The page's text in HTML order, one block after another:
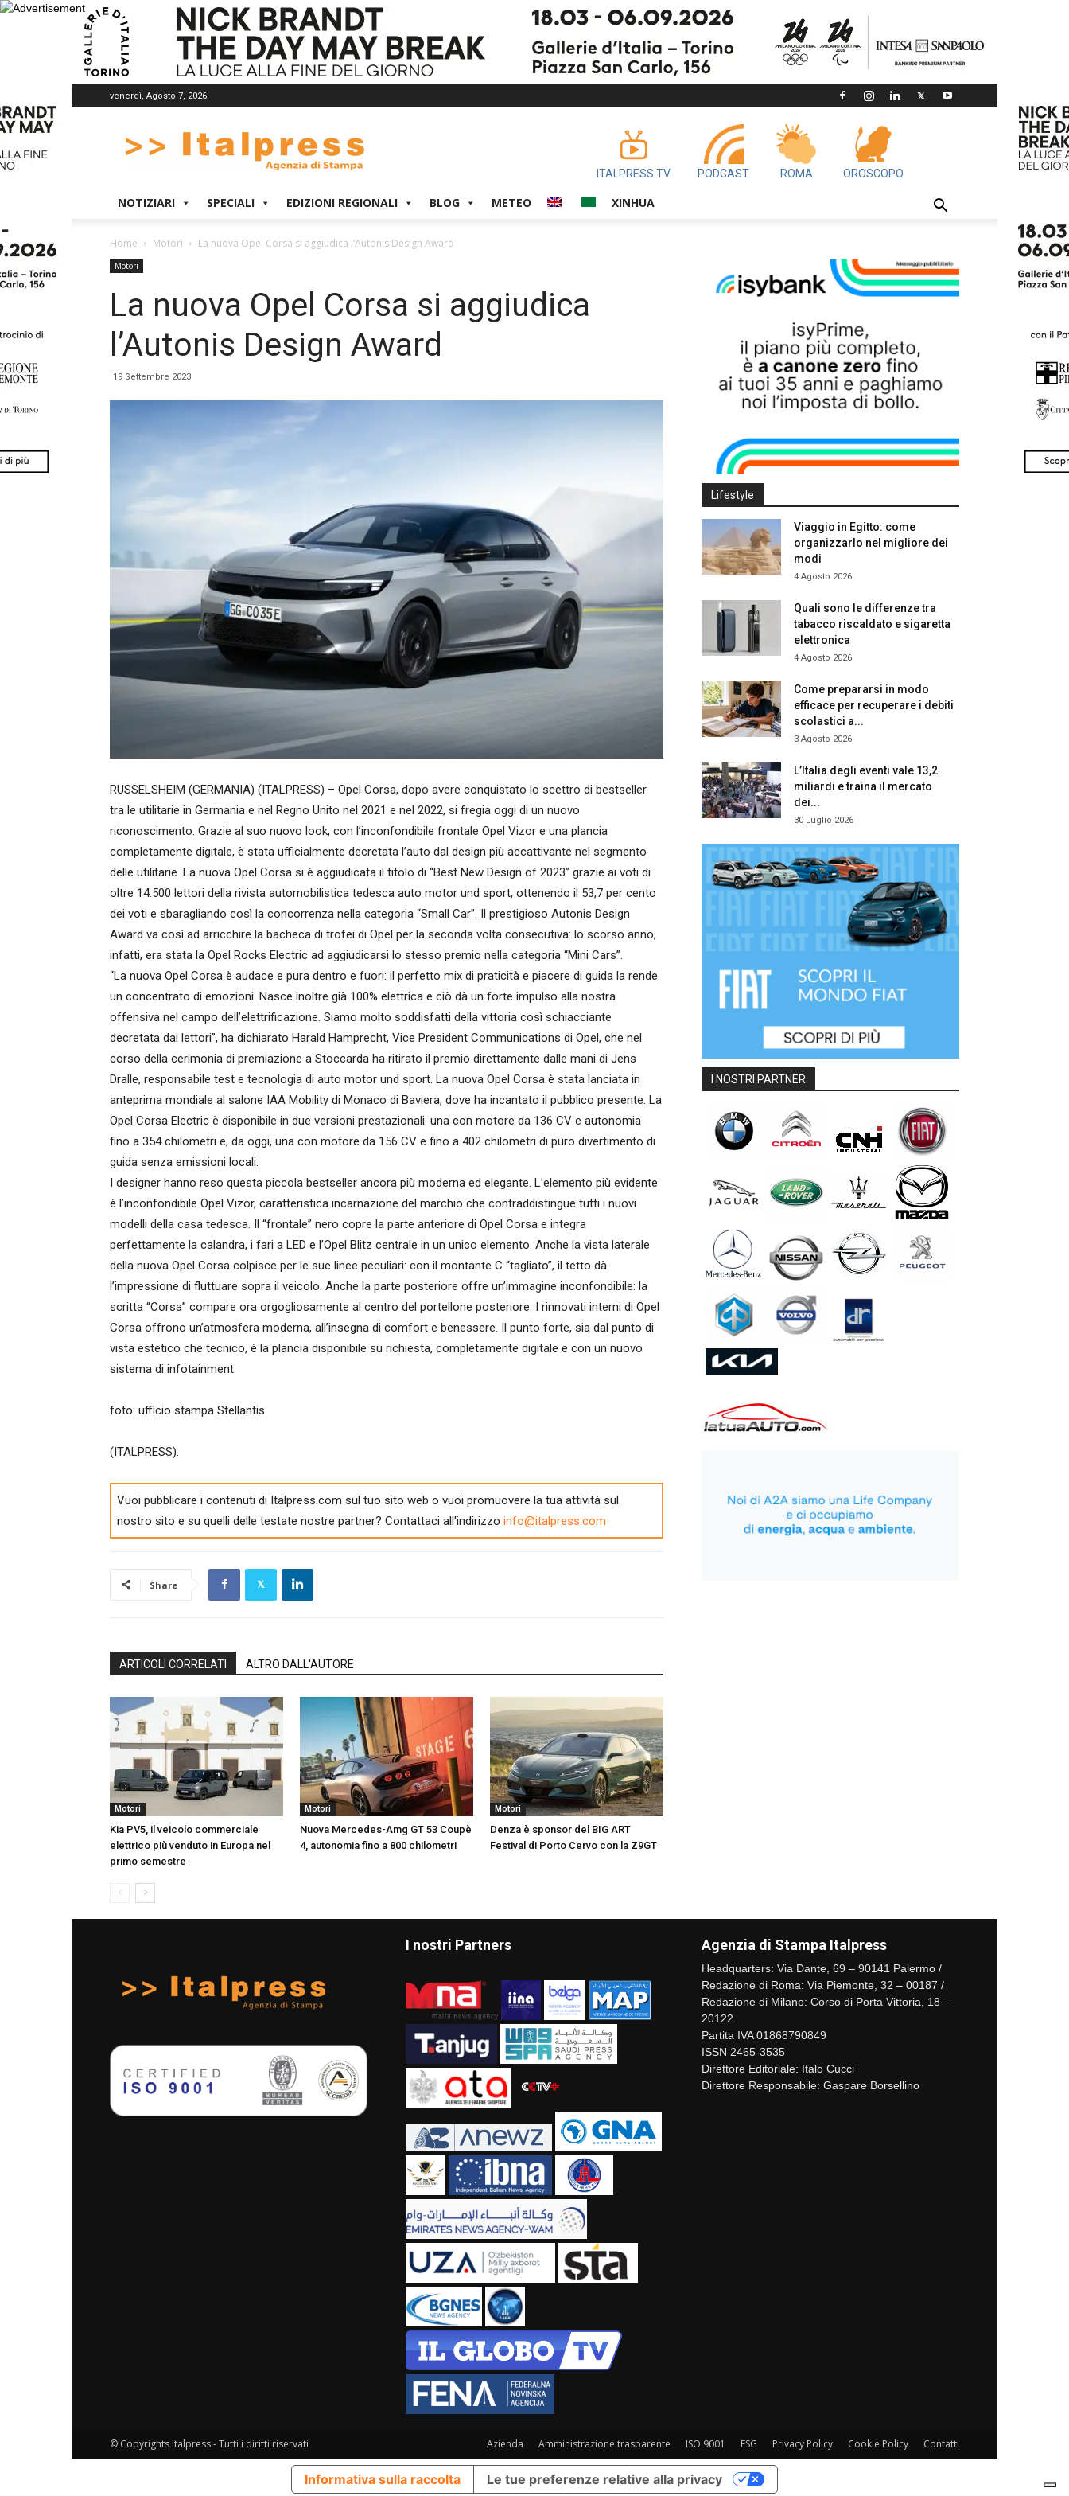
venerdì, Agosto 7, 2026
ITALPRESS TV PODCAST ROMA OROSCOPO
NOTIZIARI SPECIALI EDIZIONI REGIONALI BLOG METEO XINHUA
Home Motori La nuova Opel Corsa si aggiudica l’Autonis Design Award
Motori
La nuova Opel Corsa si aggiudica
l’Autonis Design Award
19 Settembre 2023
RUSSELSHEIM (GERMANIA) (ITALPRESS) – Opel Corsa, dopo avere conquistato lo scettro di bestseller
tra le utilitarie in Germania e nel Regno Unito nel 2021 e nel 2022, si fregia oggi di un nuovo
riconoscimento. Grazie al suo nuovo look, con l’inconfondibile frontale Opel Vizor e una plancia
completamente digitale, è stata ufficialmente decretata l’auto dal design più accattivante nel segmento
delle utilitarie. La nuova Opel Corsa si è aggiudicata il titolo di “Best New Design of 2023” grazie ai voti di
oltre 14.500 lettori della rivista automobilistica tedesca auto motor und sport, ottenendo il 53,7 per cento
dei voti e sbaragliando così la concorrenza nella categoria “Small Car”. Il prestigioso Autonis Design
Award va così ad arricchire la bacheca di trofei di Opel per la seconda volta consecutiva: lo scorso anno,
infatti, era stata la Opel Rocks Electric ad aggiudicarsi lo stesso premio nella categoria “Mini Cars”.
“La nuova Opel Corsa è audace e pura dentro e fuori: il perfetto mix di praticità e piacere di guida la rende
un concentrato di emozioni. Nasce inoltre già 100% elettrica e ciò dà un forte impulso alla nostra
offensiva nel campo dell’elettrificazione. Siamo molto soddisfatti della vittoria così schiacciante
decretata dai lettori”, ha dichiarato Harald Hamprecht, Vice President Communications di Opel, che nel
corso della cerimonia di premiazione a Stoccarda ha ritirato il premio direttamente dalle mani di Jens
Dralle, responsabile test e tecnologia di auto motor und sport. La nuova Opel Corsa è stata lanciata in
anteprima mondiale al salone IAA Mobility di Monaco di Baviera, dove ha incantato il pubblico presente. La
Opel Corsa Electric è disponibile in due versioni prestazionali: una con motore da 136 CV e autonomia
fino a 354 chilometri e, da oggi, una con motore da 156 CV e fino a 402 chilometri di puro divertimento di
guida senza emissioni locali.
I designer hanno reso questa piccola bestseller ancora più moderna ed elegante. L’elemento più evidente
è l’inconfondibile Opel Vizor, caratteristica incarnazione del marchio che contraddistingue tutti i nuovi
modelli della casa tedesca. Il “frontale” nero copre la parte anteriore di Opel Corsa e integra
perfettamente la calandra, i fari a LED e l’Opel Blitz centrale in un unico elemento. Anche la vista laterale
della nuova Opel Corsa colpisce per le sue linee peculiari: con il montante C “tagliato”, il tetto dà
l’impressione di fluttuare sopra il veicolo. Anche la parte posteriore offre un’immagine inconfondibile: la
scritta “Corsa” compare ora orgogliosamente al centro del portellone posteriore. I rinnovati interni di Opel
Corsa offrono un’atmosfera moderna, all’insegna di comfort e benessere. Il punto forte, sia dal punto di
vista estetico che tecnico, è la plancia disponibile su richiesta, completamente digitale e con un nuovo
sistema di infotainment.
foto: ufficio stampa Stellantis
(ITALPRESS).
Vuoi pubblicare i contenuti di Italpress.com sul tuo sito web o vuoi promuovere la tua attività sul
nostro sito e su quelli delle testate nostre partner? Contattaci all'indirizzo info@italpress.com
Share
ARTICOLI CORRELATI ALTRO DALL'AUTORE
Motori
Kia PV5, il veicolo commerciale
elettrico più venduto in Europa nel
primo semestre
Motori
Nuova Mercedes-Amg GT 53 Coupè
4, autonomia fino a 800 chilometri
Motori
Denza è sponsor del BIG ART
Festival di Porto Cervo con la Z9GT
Lifestyle
Viaggio in Egitto: come
organizzarlo nel migliore dei
modi
4 Agosto 2026
Quali sono le differenze tra
tabacco riscaldato e sigaretta
elettronica
4 Agosto 2026
Come prepararsi in modo
efficace per recuperare i debiti
scolastici a...
3 Agosto 2026
L’Italia degli eventi vale 13,2
miliardi e traina il mercato
dei...
30 Luglio 2026
I NOSTRI PARTNER
I nostri Partners Agenzia di Stampa Italpress
Headquarters: Via Dante, 69 – 90141 Palermo /
Redazione di Roma: Via Piemonte, 32 – 00187 /
Redazione di Milano: Corso di Porta Vittoria, 18 –
20122
Partita IVA 01868790849
ISSN 2465-3535
Direttore Editoriale: Italo Cucci
Direttore Responsabile: Gaspare Borsellino
Azienda Amministrazione trasparente ISO 9001 ESG Privacy Policy Cookie Policy Contatti
© Copyrights Italpress - Tutti i diritti riservati
Informativa sulla raccolta Le tue preferenze relative alla privacy